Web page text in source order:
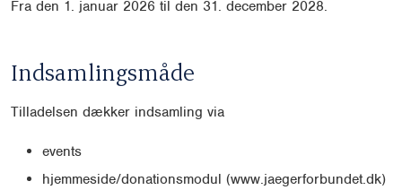
Fra den 1. januar 2026 til den 31. december 2028.
Indsamlingsmåde
Tilladelsen dækker indsamling via
events
hjemmeside/donationsmodul (www.jaegerforbundet.dk)